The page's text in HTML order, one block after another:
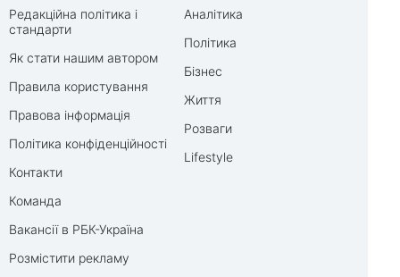
Редакційна політика і
стандарти
Як стати нашим автором
Правила користування
Правова інформація
Політика конфіденційності
Контакти
Команда
Вакансії в РБК-Україна
Розмістити рекламу
Аналітика
Політика
Бізнес
Життя
Розваги
Lifestyle